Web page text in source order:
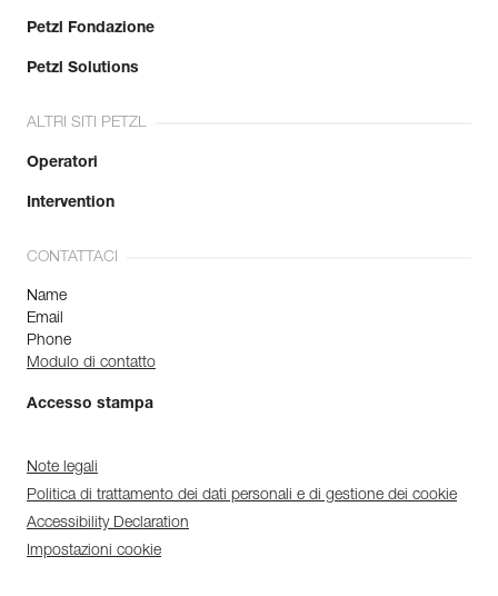
Petzl Fondazione
Petzl Solutions
ALTRI SITI PETZL
Operatori
Intervention
CONTATTACI
Name
Email
Phone
Modulo di contatto
Accesso stampa
Note legali
Politica di trattamento dei dati personali e di gestione dei cookie
Accessibility Declaration
Impostazioni cookie